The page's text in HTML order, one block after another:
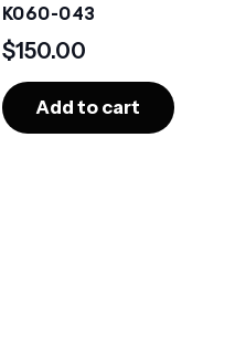
K060-043
$150.00
Add to cart